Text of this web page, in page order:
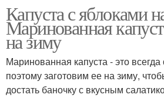
Капуста с яблоками
Маринованная
на зиму
Маринованная капуста - это всегда
поэтому заготовим ее на зиму,
достать баночку с вкусным